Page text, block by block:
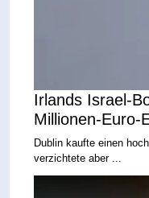
Irlands Israel-
Millionen-Euro-
Dublin kaufte einen
verzichtete aber ...